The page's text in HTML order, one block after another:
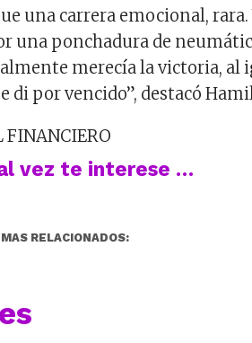
una carrera emocional,
una ponchadura de
merecía la victoria, al
di por vencido”, destacó
FINANCIERO
vez te interese …
RELACIONADOS: